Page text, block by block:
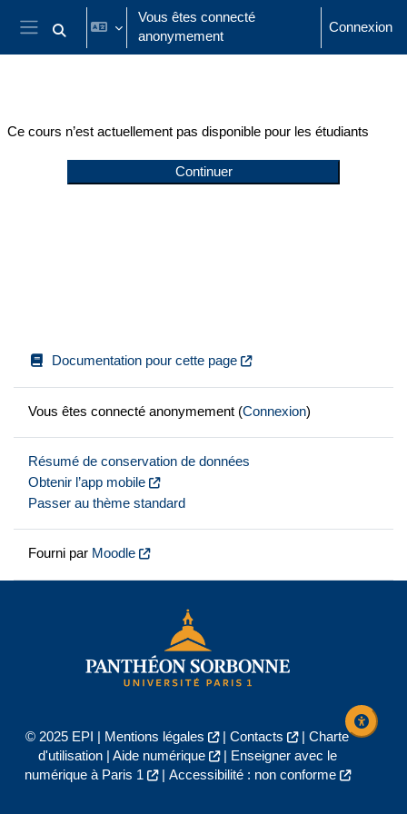
Passer au contenu principal
Panneau latéral
Activer/désactiver la saisie de recherche
Vous êtes connecté
anonymement
Connexion
Ce cours n’est actuellement pas disponible pour les étudiants
Continuer
Documentation pour cette page
Vous êtes connecté anonymement (Connexion)
Résumé de conservation de données
Obtenir l’app mobile
Passer au thème standard
Fourni par Moodle
© 2025 EPI | Mentions légales | Contacts | Charte
d'utilisation| Aide numérique |
Enseigner avec le
numérique à Paris 1
| Accessibilité : non conforme